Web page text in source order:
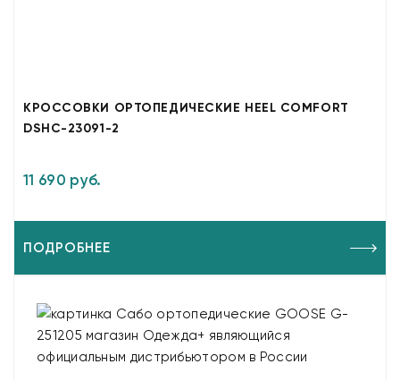
КРОССОВКИ ОРТОПЕДИЧЕСКИЕ HEEL COMFORT
DSHC-23091-2
11 690 руб.
ПОДРОБНЕЕ